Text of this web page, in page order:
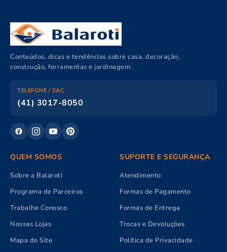
Conteúdos, dicas e tendências sobre casa, decoração,
construção, ferramentas e jardinagem.
TELEFONE / SAC
(41) 3017-8050
QUEM SOMOS
Sobre a Balaroti
Programa de Parceiros
Trabalhe Conosco
Nossas Lojas
Mapa do Site
SUPORTE E SEGURANÇA
Atendimento
Formas de Pagamento
Formas de Entrega
Trocas e Devoluções
Política de Privacidade